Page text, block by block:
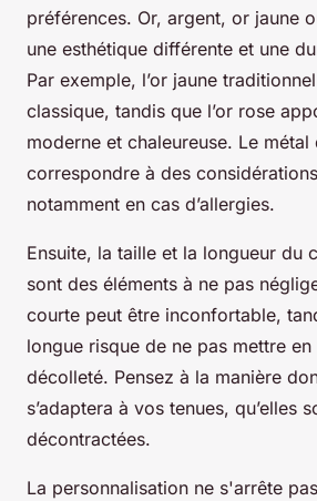
préférences. Or, argent, or jaune
une esthétique différente et une
Par exemple, l’or jaune
classique, tandis que l’or rose
moderne et chaleureuse. Le métal
correspondre à des
notamment en cas d’allergies.
Ensuite, la taille et la longueur du
sont des éléments à ne pas
courte peut être inconfortable,
longue risque de ne pas mettre
décolleté. Pensez à la manière
s’adaptera à vos tenues, qu’elles
décontractées.
La personnalisation ne s'arrête